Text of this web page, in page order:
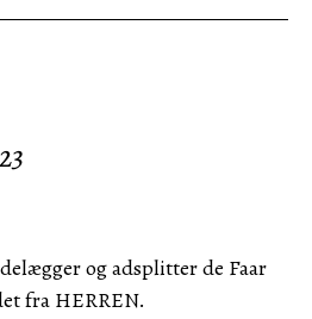
og adsplitter de Faar
fra HERREN.